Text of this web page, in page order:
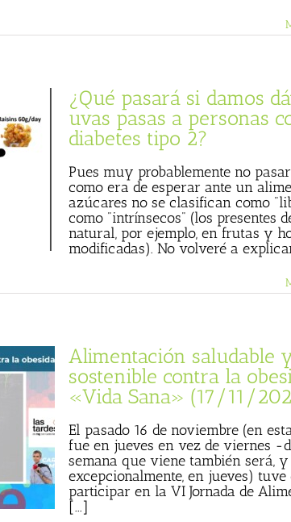
¿Qué pasará si damos
uvas pasas a personas
diabetes tipo 2?
Pues muy probablemente no
como era de esperar ante un
azúcares no se clasifican como
como "intrínsecos" (los presentes
natural, por ejemplo, en frutas y
modificadas). No volveré a
Alimentación saludable
sostenible contra la
«Vida Sana» (17/11/
El pasado 16 de noviembre (en
fue en jueves en vez de viernes -
semana que viene también será,
excepcionalmente, en jueves)
participar en la VI Jornada de
[...]